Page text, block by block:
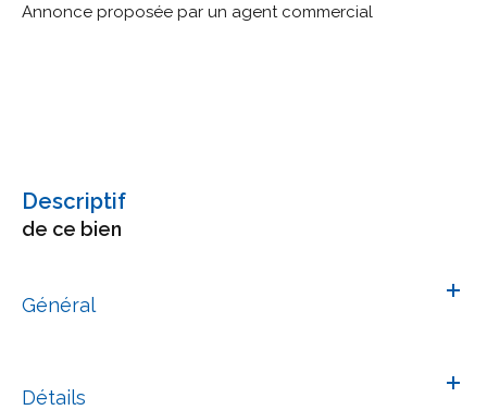
Annonce proposée par un agent commercial
descriptif
de ce bien
Général
Détails